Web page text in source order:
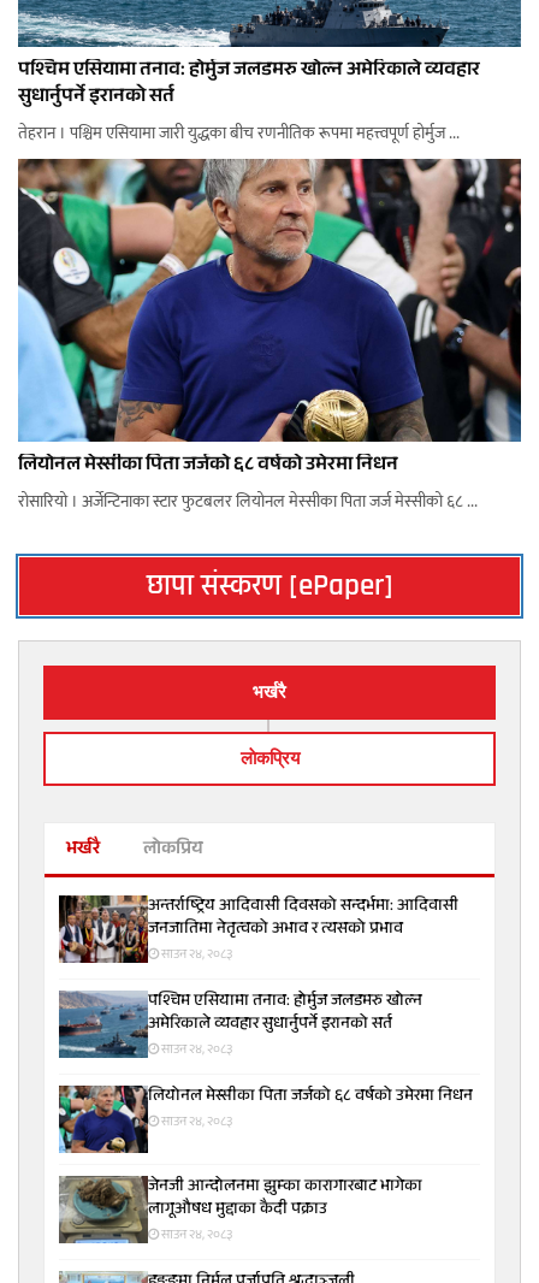
पश्चिम एसियामा तनाव: होर्मुज जलडमरु खोल्न अमेरिकाले व्यवहार
सुधार्नुपर्ने इरानको सर्त
तेहरान । पश्चिम एसियामा जारी युद्धका बीच रणनीतिक रूपमा महत्त्वपूर्ण होर्मुज ...
लियोनल मेस्सीका पिता जर्जको ६८ वर्षको उमेरमा निधन
रोसारियो । अर्जेन्टिनाका स्टार फुटबलर लियोनल मेस्सीका पिता जर्ज मेस्सीको ६८ ...
छापा संस्करण [ePaper]
भर्खरै
लाेकप्रिय
भर्खरै लोकप्रिय
अन्तर्राष्ट्रिय आदिवासी दिवसको सन्दर्भमा: आदिवासी
जनजातिमा नेतृत्वको अभाव र त्यसको प्रभाव
साउन २४, २०८३
पश्चिम एसियामा तनाव: होर्मुज जलडमरु खोल्न
अमेरिकाले व्यवहार सुधार्नुपर्ने इरानको सर्त
साउन २४, २०८३
लियोनल मेस्सीका पिता जर्जको ६८ वर्षको उमेरमा निधन
साउन २४, २०८३
जेनजी आन्दोलनमा झुम्का कारागारबाट भागेका
लागूऔषध मुद्दाका कैदी पक्राउ
साउन २४, २०८३